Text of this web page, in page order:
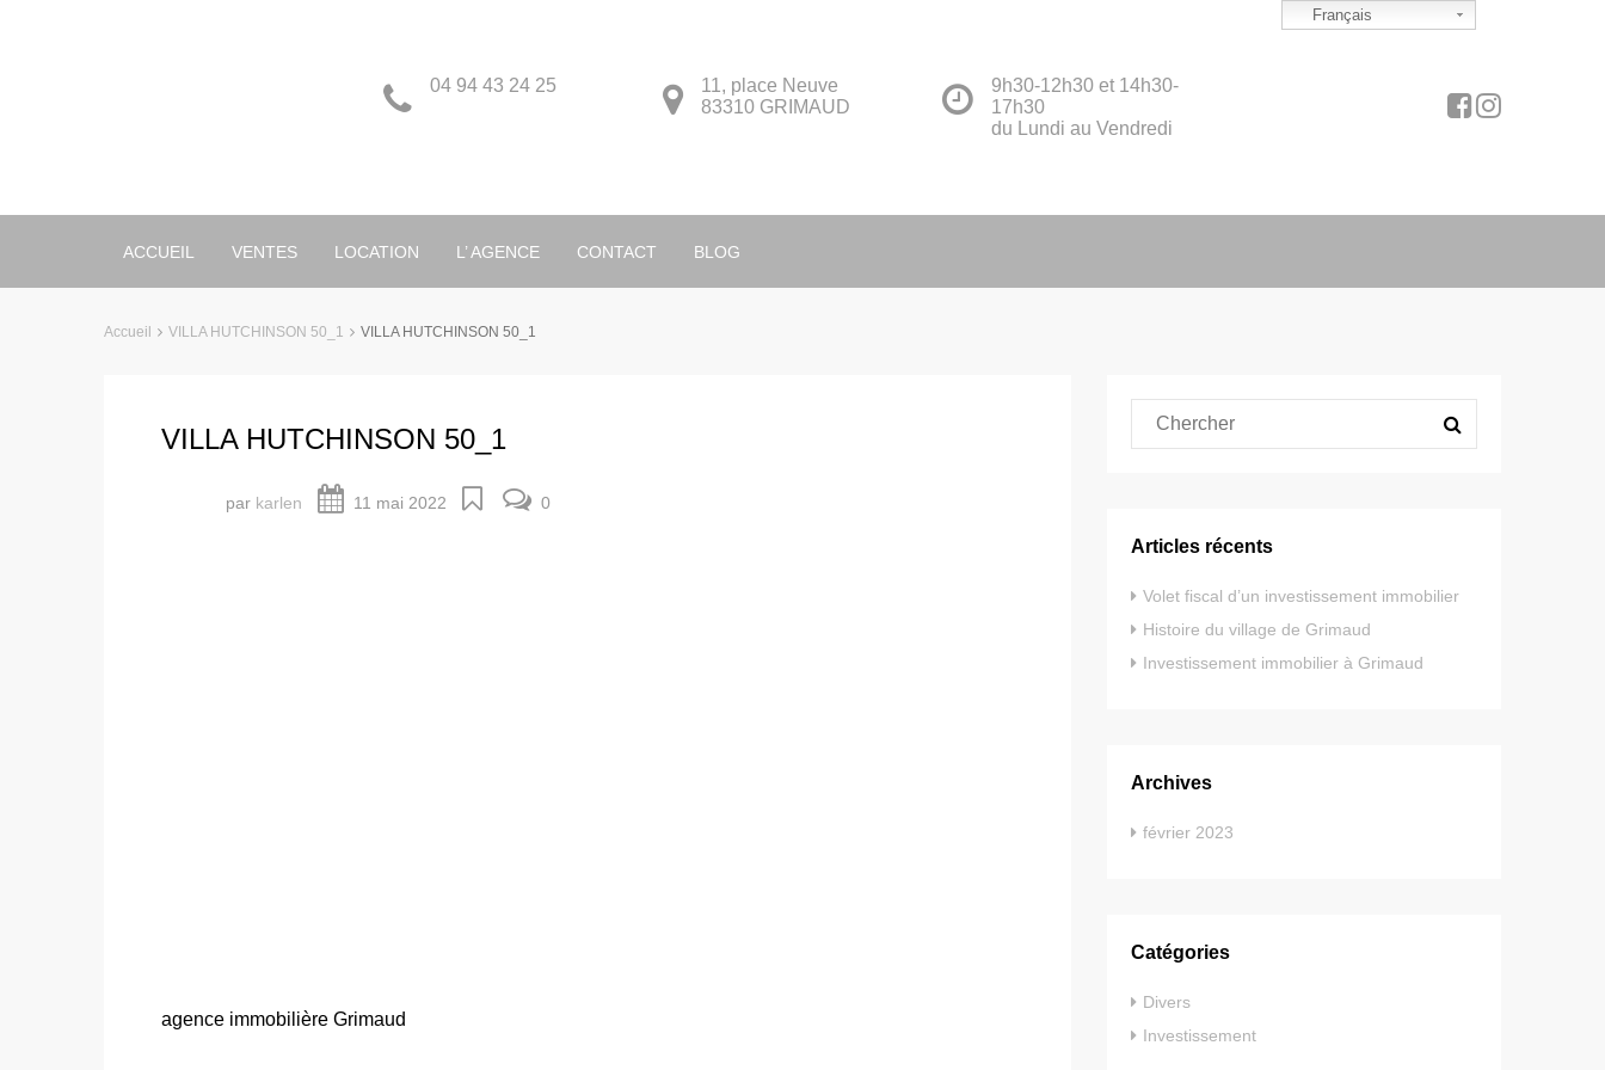
9h30-12h30 et 14h30-
17h30
du Lundi au Vendredi
11, place Neuve
83310 GRIMAUD
04 94 43 24 25
ACCUEIL VENTES LOCATION L’ AGENCE CONTACT BLOG
Accueil VILLA HUTCHINSON 50_1 VILLA HUTCHINSON 50_1
VILLA HUTCHINSON 50_1
par karlen 11 mai 2022 0
agence immobilière Grimaud
Articles récents
Volet fiscal d’un investissement immobilier
Histoire du village de Grimaud
Investissement immobilier à Grimaud
Archives
février 2023
Catégories
Divers
Investissement
Français